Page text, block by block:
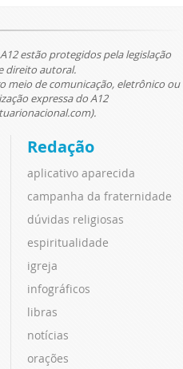
estão protegidos pela legislação
direito autoral.
meio de comunicação, eletrônico ou
expressa do A12
Redação
aplicativo aparecida
campanha da fraternidade
dúvidas religiosas
espiritualidade
igreja
infográficos
libras
notícias
orações